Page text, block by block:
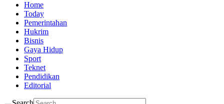
Home
Today
Pemerintahan
Hukrim
Bisnis
Gaya Hidup
Sport
Teknet
Pendidikan
Editorial